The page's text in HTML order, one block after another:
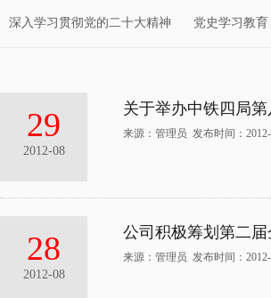
深入学习贯彻党的二十大精神 党史学习教育
29
2012-08
关于举办中铁四局
来源：管理员 发布时间：
28
2012-08
公司积极筹划第二
来源：管理员 发布时间：